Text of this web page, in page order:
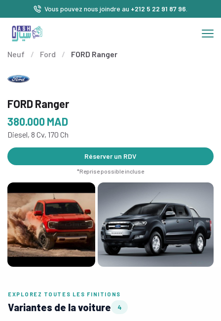
Vous pouvez nous joindre au +212 5 22 91 87 96
Neuf / Ford / FORD Ranger
FORD Ranger
380.000MAD
Diesel, 8 Cv, 170 Ch
Réserver un RDV
*Reprise possible incluse
EXPLOREZ TOUTES LES FINITIONS
Variantes de la voiture 4